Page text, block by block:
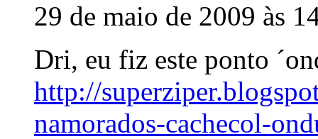
29 de maio de 2009 às
Dri, eu fiz este ponto
http://
namorados-cachecol-